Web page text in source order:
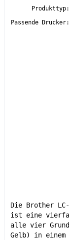
Produkttyp:
Passende Drucker:
Die Brother LC-
ist eine
alle vier
Gelb) in